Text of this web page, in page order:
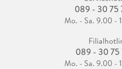
089 - 30 75
Mo. - Sa. 9.00 -
089 - 30 75
Mo. - Sa. 9.00 -